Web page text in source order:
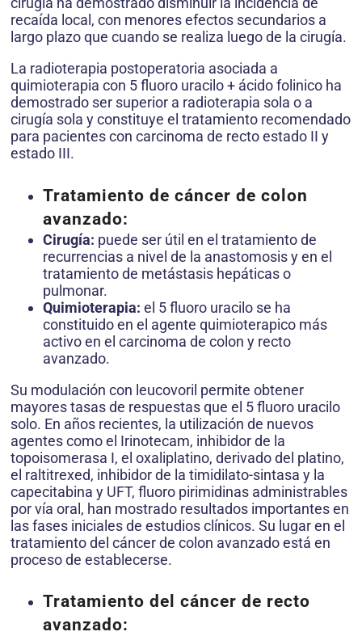
recaída local, con menores efectos secundarios a
largo plazo que cuando se realiza luego de la cirugía.
La radioterapia postoperatoria asociada a
quimioterapia con 5 fluoro uracilo + ácido folinico ha
demostrado ser superior a radioterapia sola o a
cirugía sola y constituye el tratamiento recomendado
para pacientes con carcinoma de recto estado II y
estado III.
Tratamiento de cáncer de colon
avanzado:
Cirugía: puede ser útil en el tratamiento de
recurrencias a nivel de la anastomosis y en el
tratamiento de metástasis hepáticas o
pulmonar.
Quimioterapia: el 5 fluoro uracilo se ha
constituido en el agente quimioterapico más
activo en el carcinoma de colon y recto
avanzado.
Su modulación con leucovoril permite obtener
mayores tasas de respuestas que el 5 fluoro uracilo
solo. En años recientes, la utilización de nuevos
agentes como el Irinotecam, inhibidor de la
topoisomerasa I, el oxaliplatino, derivado del platino,
el raltitrexed, inhibidor de la timidilato-sintasa y la
capecitabina y UFT, fluoro pirimidinas administrables
por vía oral, han mostrado resultados importantes en
las fases iniciales de estudios clínicos. Su lugar en el
tratamiento del cáncer de colon avanzado está en
proceso de establecerse.
Tratamiento del cáncer de recto
avanzado: